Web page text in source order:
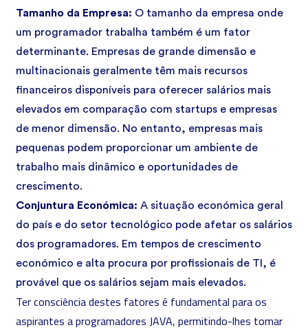
Tamanho da Empresa: O tamanho da empresa onde
um programador trabalha também é um fator
determinante. Empresas de grande dimensão e
multinacionais geralmente têm mais recursos
financeiros disponíveis para oferecer salários mais
elevados em comparação com startups e empresas
de menor dimensão. No entanto, empresas mais
pequenas podem proporcionar um ambiente de
trabalho mais dinâmico e oportunidades de
crescimento.
Conjuntura Económica: A situação económica geral
do país e do setor tecnológico pode afetar os salários
dos programadores. Em tempos de crescimento
económico e alta procura por profissionais de TI, é
provável que os salários sejam mais elevados.
Ter consciência destes fatores é fundamental para os
aspirantes a programadores JAVA, permitindo-lhes tomar